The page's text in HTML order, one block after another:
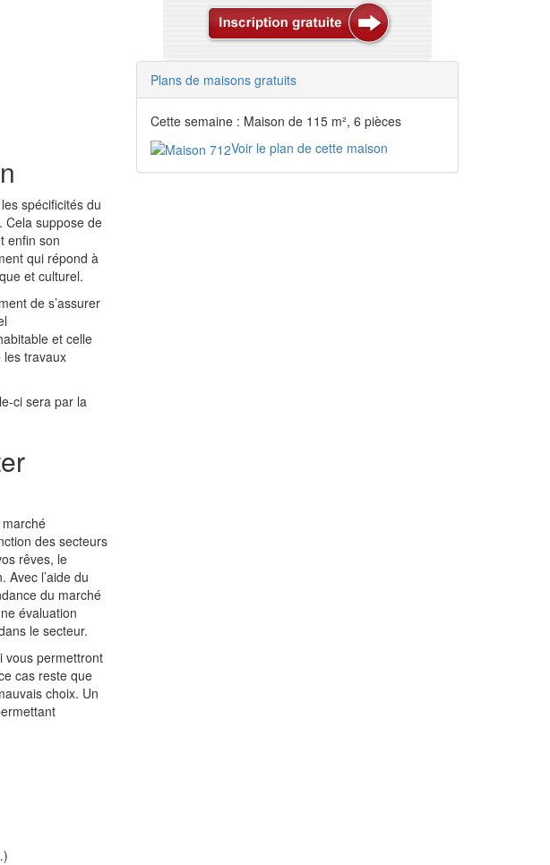
spécificités du
Cela suppose de
enfin son
qui répond à
et culturel.
de s’assurer
et celle
les travaux
ci sera par la
des secteurs
rêves, le
Avec l’aide du
du marché
évaluation
le secteur.
vous permettront
cas reste que
choix. Un
Plans de maisons gratuits
Cette semaine : Maison de 115 m², 6 pièces
Voir le plan de cette maison